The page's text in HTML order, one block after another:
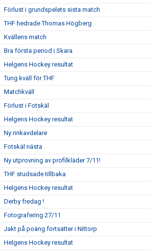
Förlust i grundspelets sista match
THF hedrade Thomas Högberg
Kvällens match
Bra första period i Skara
Helgens Hockey resultat
Tung kväll för THF
Matchkväll
Förlust i Fotskäl
Helgens Hockey resultat
Ny rinkavdelare
Fotskäl nästa
Ny utprovning av profilkläder 7/11!
THF studsade tillbaka
Helgens Hockey resultat
Derby fredag !
Fotografering 27/11
Jakt på poäng fortsätter i Nittorp
Helgens Hockey resultat